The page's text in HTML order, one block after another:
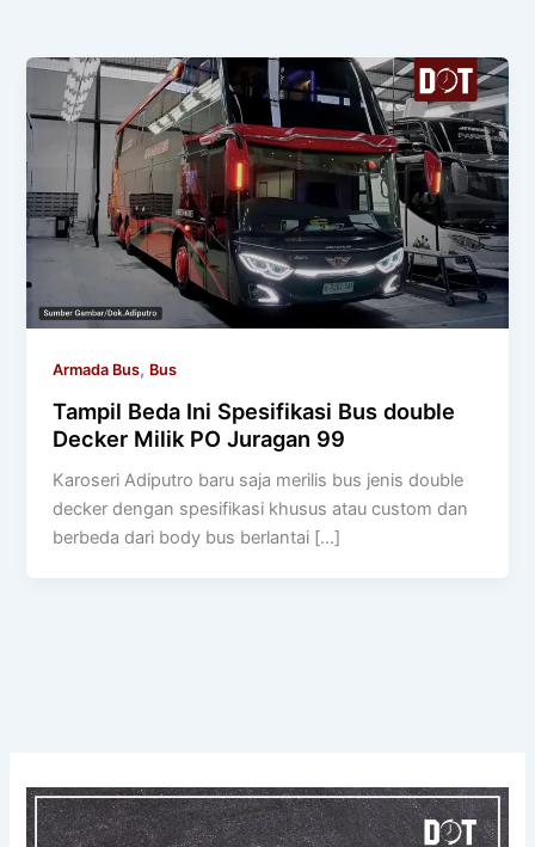
Armada Bus, Bus
Tampil Beda Ini Spesifikasi Bus double
Decker Milik PO Juragan 99
Karoseri Adiputro baru saja merilis bus jenis double
decker dengan spesifikasi khusus atau custom dan
berbeda dari body bus berlantai […]